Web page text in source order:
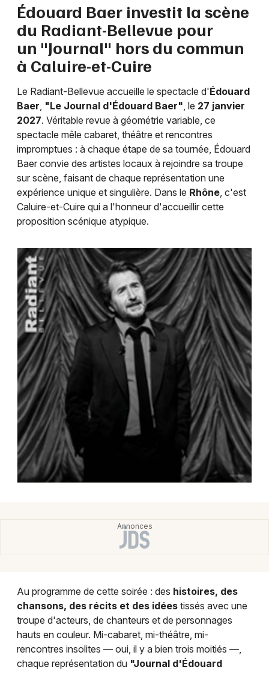
Newsletter des sorties
Artistes en tournée
Actus à Lyon
Magazine à Lyon
69 - Rhône
Choisir mes départements
Mon email
Je m'abonne
Édouard Baer investit la scène
du Radiant-Bellevue pour
un "Journal" hors du commun
à Caluire-et-Cuire
Le Radiant-Bellevue accueille le spectacle d'Édouard
Baer, "Le Journal d'Édouard Baer", le 27 janvier
2027. Véritable revue à géométrie variable, ce
spectacle mêle cabaret, théâtre et rencontres
impromptues : à chaque étape de sa tournée, Édouard
Baer convie des artistes locaux à rejoindre sa troupe
sur scène, faisant de chaque représentation une
expérience unique et singulière. Dans le Rhône, c'est
Caluire-et-Cuire qui a l'honneur d'accueillir cette
proposition scénique atypique.
Au programme de cette soirée : des histoires, des
chansons, des récits et des idées tissés avec une
troupe d'acteurs, de chanteurs et de personnages
hauts en couleur. Mi-cabaret, mi-théâtre, mi-
rencontres insolites — oui, il y a bien trois moitiés —,
chaque représentation du "Journal d'Édouard